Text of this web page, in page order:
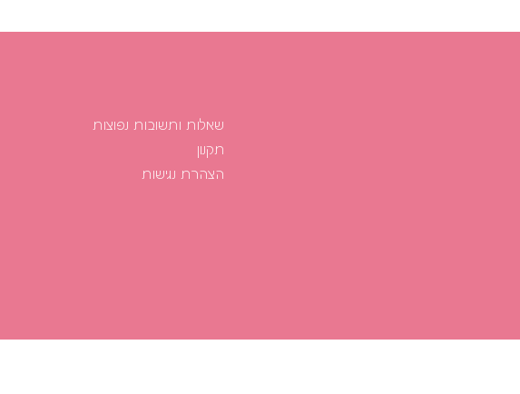
שאלות ותשובות נפוצות
תקנון
הצהרת נגישות